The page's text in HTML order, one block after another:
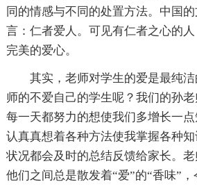
同的情感与不同的处置方法。中国
言：仁者爱人。可见有仁者之心的
完美的爱心。
其实，老师对学生的爱是最纯
师的不爱自己的学生呢？我们的孙老
每一天都努力的想使我们多增长一
认真真想着各种方法使我掌握各种
状况都会及时的总结反馈给家长。老
他们之间总是散发着“爱”的“香味”，